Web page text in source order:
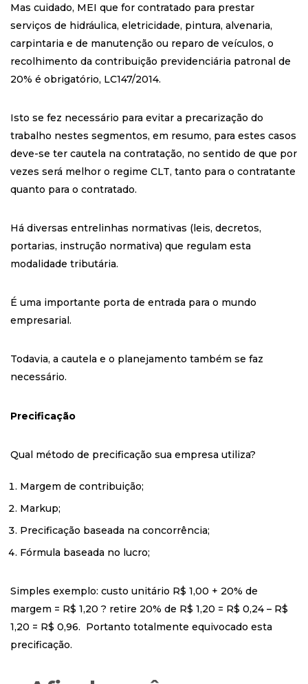
Mas cuidado, MEI que for contratado para prestar
serviços de hidráulica, eletricidade, pintura, alvenaria,
carpintaria e de manutenção ou reparo de veículos, o
recolhimento da contribuição previdenciária patronal de
20% é obrigatório, LC147/2014.
Isto se fez necessário para evitar a precarização do
trabalho nestes segmentos, em resumo, para estes casos
deve-se ter cautela na contratação, no sentido de que por
vezes será melhor o regime CLT, tanto para o contratante
quanto para o contratado.
Há diversas entrelinhas normativas (leis, decretos,
portarias, instrução normativa) que regulam esta
modalidade tributária.
É uma importante porta de entrada para o mundo
empresarial.
Todavia, a cautela e o planejamento também se faz
necessário.
Precificação
Qual método de precificação sua empresa utiliza?
Margem de contribuição;
Markup;
Precificação baseada na concorrência;
Fórmula baseada no lucro;
Simples exemplo: custo unitário R$ 1,00 + 20% de
margem = R$ 1,20 ? retire 20% de R$ 1,20 = R$ 0,24 – R$
1,20 = R$ 0,96. Portanto totalmente equivocado esta
precificação.